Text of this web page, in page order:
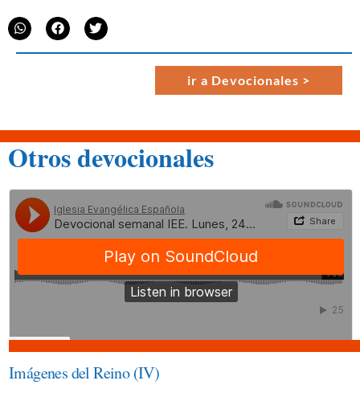
ir a Devo­cionales >
Otros devocionales
Imágenes del Reino (IV)